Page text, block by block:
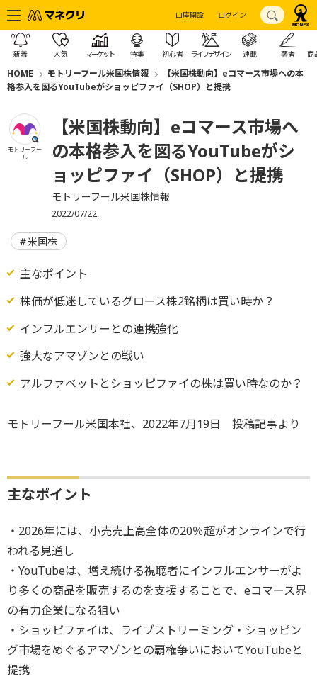
口座開設 ログイン
新着 人気 マーケット 特集 初心者 ライフデザイン 連載 著者 商
HOME モトリーフール米国株情報
【米国株動向】eコマース市場への本
格参入を図るYouTubeがショッピファイ（SHOP）と提携
モトリーフー
ル
【米国株動向】eコマース市場へ
の本格参入を図るYouTubeがシ
ョッピファイ（SHOP）と提携
モトリーフール米国株情報
2022/07/22
米国株
主なポイント
株価が低迷しているグロース株2銘柄は買い時か？
インフルエンサーとの連携強化
強大なアマゾンとの戦い
アルファベットとショッピファイの株は買い時なのか？
モトリーフール米国本社、2022年7月19日 投稿記事より
主なポイント
・2026年には、小売売上高全体の20％超がオンラインで行
われる見通し
・YouTubeは、増え続ける視聴者にインフルエンサーがよ
り多くの商品を販売するのを支援することで、eコマース界
の有力企業になる狙い
・ショッピファイは、ライブストリーミング・ショッピン
グ市場をめぐるアマゾンとの覇権争いにおいてYouTubeと
提携